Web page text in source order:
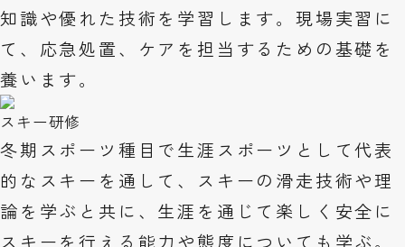
知識や優れた技術を学習します。現場実習に
て、応急処置、ケアを担当するための基礎を
養います。
スキー研修
冬期スポーツ種目で生涯スポーツとして代表
的なスキーを通して、スキーの滑走技術や理
論を学ぶと共に、生涯を通じて楽しく安全に
スキーを行える能力や態度についても学ぶ。